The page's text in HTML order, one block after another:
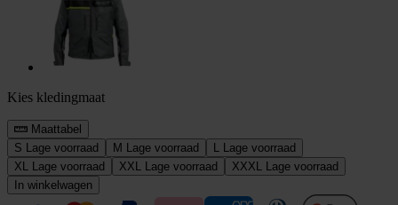
Kies kledingmaat
Maattabel
S Lage voorraad M Lage voorraad L Lage voorraad
XL Lage voorraad XXL Lage voorraad XXXL Lage voorraad
In winkelwagen